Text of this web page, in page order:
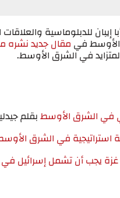
إيبان للدبلوماسية
الأوسط في مقال جديد نشره
في الشرق الأوسط.
في الشرق الأوسطبقلم
استراتيجية في الشرق
يجب أن تشمل إسرائيل في